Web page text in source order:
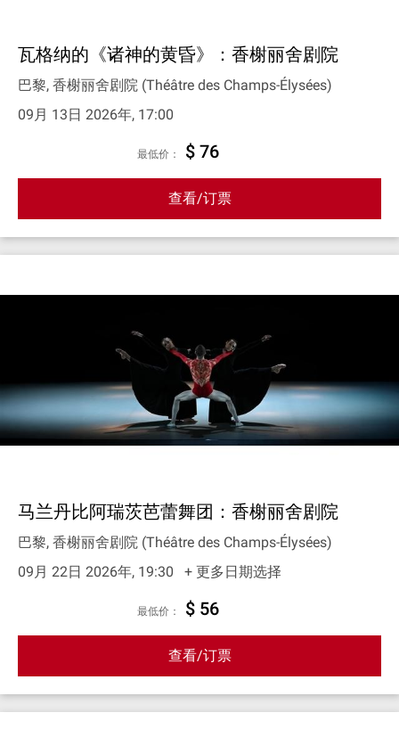
瓦格纳的《诸神的黄昏》：香榭丽舍剧院
巴黎, 香榭丽舍剧院 (Théâtre des Champs-Élysées)
09月 13日 2026年, 17:00
最低价： $ 76
查看/订票
马兰丹比阿瑞茨芭蕾舞团：香榭丽舍剧院
巴黎, 香榭丽舍剧院 (Théâtre des Champs-Élysées)
09月 22日 2026年, 19:30
+ 更多日期选择
最低价： $ 56
查看/订票